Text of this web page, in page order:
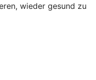
wieder gesund zu